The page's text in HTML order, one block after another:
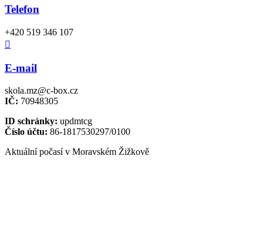
Telefon
+420 519 346 107

E-mail
skola.mz@c-box.cz
IČ: 70948305
ID schránky: updmtcg
Číslo účtu: 86-1817530297/0100
Aktuální počasí v Moravském Žižkově